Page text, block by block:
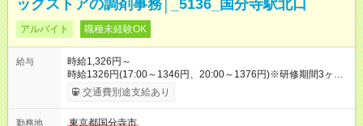
ッグストアの調剤事務│_5136_国分寺駅北口
アルバイト 職種未経験OK
給与
時給1,326円～
時給1326円(17:00～1346円、20:00～1376円)※研修期間3ヶ月
以降、社内試験による更新判定あり 社内試験合格後、時給＋50
～100円の昇給あり （大学生は＋20円） 試用期間あり：入社日
交通費別途支給あり
勤務地
東京都国分寺市